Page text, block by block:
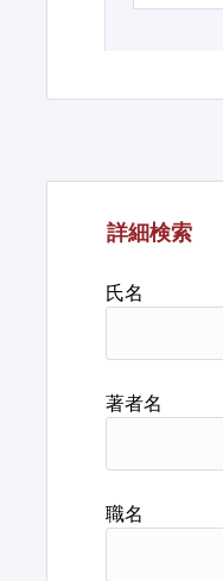
詳細検索
氏名
著者名
職名